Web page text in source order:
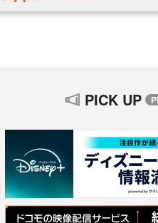
PICK UP